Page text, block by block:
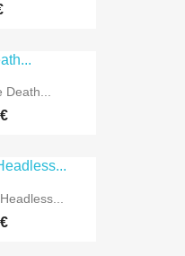
Death...